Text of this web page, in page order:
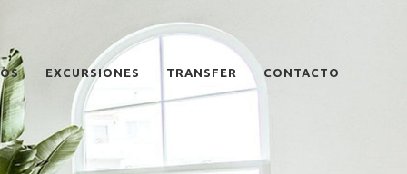
EXCURSIONES TRANSFER CONTACTO